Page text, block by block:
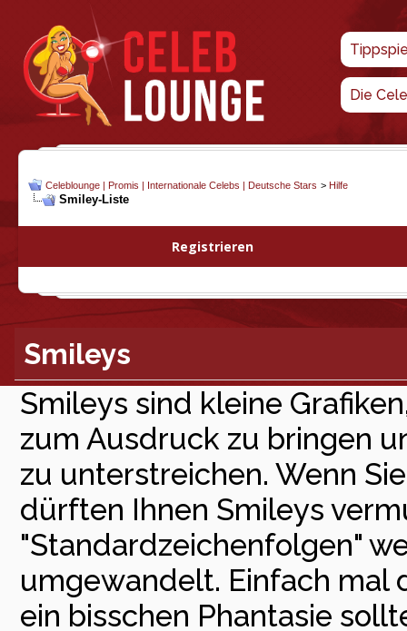
Die
Celeblounge | Promis | Internationale Celebs | Deutsche Stars > Hilfe
Smiley-Liste
Registrieren
Smileys
Smileys sind kleine
zum Ausdruck zu bringen
zu unterstreichen. Wenn
dürften Ihnen Smileys
"Standardzeichenfolgen"
umgewandelt. Einfach mal
ein bisschen Phantasie